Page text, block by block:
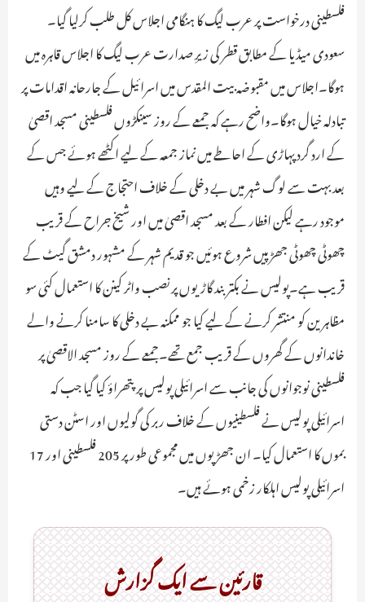
فلسطینی درخواست پر عرب لیگ کا ہنگامی اجلاس کل طلب کرلیا گیا۔
سعودی میڈیا کے مطابق قطر کی زیرِ صدارت عرب لیگ کا اجلاس قاہرہ میں
ہوگا۔اجلاس میں مقبوضہ بیت المقدس میں اسرائیل کے جارحانہ اقدامات پر
تبادلہ خیال ہوگا۔واضح رہے کہ جمعے کے روز سینکڑوں فلسطینی مسجد اقصیٰ
کے ارد گرد پہاڑی کے احاطے میں نماز جمعہ کے لیے اکٹھے ہوئے جس کے
بعد بہت سے لوگ شہر میں بے دخلی کے خلاف احتجاج کے لیے وہیں
موجود رہے لیکن افطار کے بعد مسجد اقصیٰ میں اور شیخ جراح کے قریب
چھوٹی چھوٹی جھڑپیں شروع ہوئیں جو قدیم شہر کے مشہور دمشق گیٹ کے
قریب ہے۔پولیس نے بکتر بند گاڑیوں پر نصب واٹر کینن کا استعمال کئی سو
مظاہرین کو منتشر کرنے کے لیے کیا جو ممکنہ بے دخلی کا سامنا کرنے والے
خاندانوں کے گھروں کے قریب جمع تھے۔جمعے کے روز مسجد الاقصیٰ پر
فلسطینی نوجوانوں کی جانب سے اسرائیلی پولیس پر پتھراؤ کیا گیا جب کہ
اسرائیلی پولیس نے فلسطینیوں کے خلاف ربر کی گولیوں اور اسٹن دستی
بموں کا استعمال کیا۔ ان جھڑپوں میں مجموعی طور پر 205 فلسطینی اور 17
اسرائیلی پولیس اہلکار زخمی ہوئے ہیں۔
قارئین سے ایک گزارش